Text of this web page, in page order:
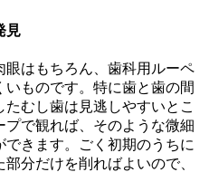
見
眼はもちろん、歯科用ルーペ
ものです。特に歯と歯の間
むし歯は見逃しやすいとこ
プで観れば、そのような微細
きます。ごく初期のうちに
分だけを削ればよいので、